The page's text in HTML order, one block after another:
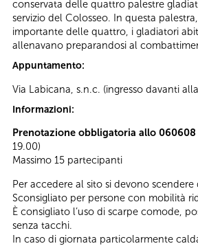
conservata delle quattro palestre
servizio del Colosseo. In questa
importante delle quattro, i gladiatori
allenavano preparandosi al
Appuntamento:
Via Labicana, s.n.c. (ingresso davanti
Informazioni:
Prenotazione obbligatoria allo 060608
19.00)
Massimo 15 partecipanti
Per accedere al sito si devono
Sconsigliato per persone con mobilità
È consigliato l’uso di scarpe comode,
senza tacchi.
In caso di giornata particolarmente